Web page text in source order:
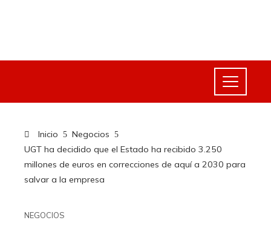
Inicio
Negocios
UGT ha decidido que el Estado ha recibido 3.250
millones de euros en correcciones de aquí a 2030 para
salvar a la empresa
NEGOCIOS